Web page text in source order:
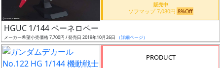
ル
成
販売中
ソフマップ 7,080円 8%Off
HGUC 1/144 ペーネロペー
メーカー希望小売価格 7,700円 / 発売日 2019年10月26日 （詳細ページ）
PRODUCT